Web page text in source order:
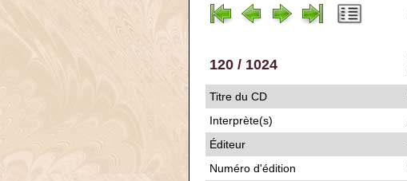
120 / 1024
Titre du CD
Interprète(s)
Éditeur
Numéro d'édition